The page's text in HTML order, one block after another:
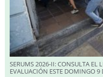
SERUMS 2026-II: CONSULTA EL
EVALUACIÓN ESTE DOMINGO 9